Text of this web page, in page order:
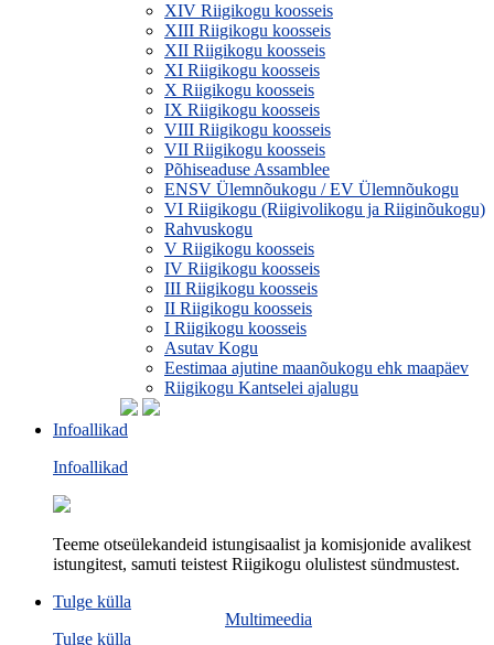
XIV Riigikogu koosseis
XIII Riigikogu koosseis
XII Riigikogu koosseis
XI Riigikogu koosseis
X Riigikogu koosseis
IX Riigikogu koosseis
VIII Riigikogu koosseis
VII Riigikogu koosseis
Põhiseaduse Assamblee
ENSV Ülemnõukogu / EV Ülemnõukogu
VI Riigikogu (Riigivolikogu ja Riiginõukogu)
Rahvuskogu
V Riigikogu koosseis
IV Riigikogu koosseis
III Riigikogu koosseis
II Riigikogu koosseis
I Riigikogu koosseis
Asutav Kogu
Eestimaa ajutine maanõukogu ehk maapäev
Riigikogu Kantselei ajalugu
Infoallikad
Infoallikad
Teeme otseülekandeid istungisaalist ja komisjonide avalikest
istungitest, samuti teistest Riigikogu olulistest sündmustest.
Multimeedia
Tulge külla
Tulge külla